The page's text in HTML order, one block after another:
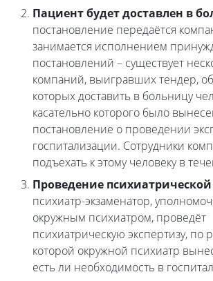
Пациент будет доставлен в
постановление передаётся
занимается исполнением
постановлений – существует
компаний, выигравших тендер,
которых доставить в больницу
касательно которого было
постановление о проведении
госпитализации. Сотрудники
подъехать к этому человеку в
Проведение
психиатр-экзаменатор,
окружным психиатром, проведёт
психиатрическую экспертизу, по
которой окружной психиатр
есть ли необходимость в